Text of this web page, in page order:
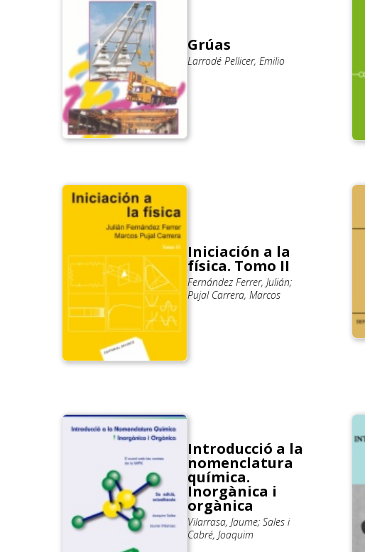
Grúas
Larrodé Pellicer, Emilio
Iniciación a la
física. Tomo II
Fernández Ferrer, Julián;
Pujal Carrera, Marcos
Introducció a la
nomenclatura
química.
Inorgànica i
orgànica
Vilarrasa, Jaume; Sales i
Cabré, Joaquim